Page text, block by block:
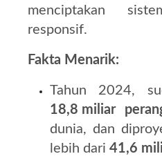
menciptakan
responsif.
Fakta Menarik:
Tahun 2024,
18,8 miliar
dunia, dan
lebih dari 41,6